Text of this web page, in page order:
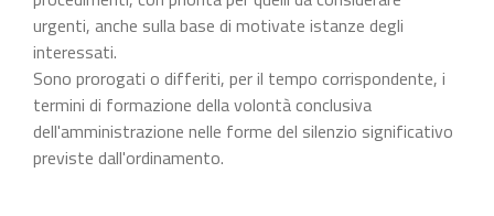
urgenti, anche sulla base di motivate istanze degli
interessati.
Sono prorogati o differiti, per il tempo corrispondente, i
termini di formazione della volontà conclusiva
dell'amministrazione nelle forme del silenzio significativo
previste dall'ordinamento.